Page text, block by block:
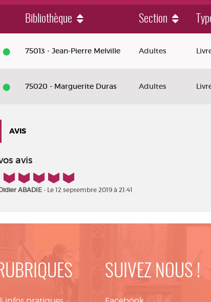
Bibliothèque Section
75013 - Jean-Pierre Melville Adultes
75020 - Marguerite Duras Adultes
AVIS
avis
5/5
ABADIE- Le 12 septembre 2019 à 21:41
SUIVEZ NOUS !